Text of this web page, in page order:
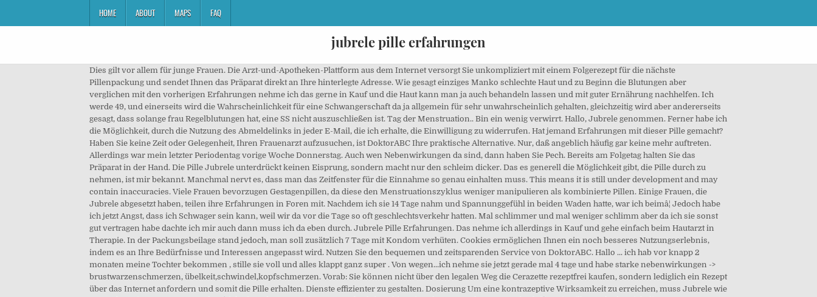
HOME ABOUT MAPS FAQ
jubrele pille erfahrungen
Dies gilt vor allem für junge Frauen. Die Arzt-und-Apotheken-Plattform aus dem Internet versorgt Sie unkompliziert mit einem Folgerezept für die nächste Pillenpackung und sendet Ihnen das Präparat direkt an Ihre hinterlegte Adresse. Wie gesagt einziges Manko schlechte Haut und zu Beginn die Blutungen aber verglichen mit den vorherigen Erfahrungen nehme ich das gerne in Kauf und die Haut kann man ja auch behandeln lassen und mit guter Ernährung nachhelfen. Ich werde 49, und einerseits wird die Wahrscheinlichkeit für eine Schwangerschaft da ja allgemein für sehr unwahrscheinlich gehalten, gleichzeitig wird aber andererseits gesagt, dass solange frau Regelblutungen hat, eine SS nicht auszuschließen ist. Tag der Menstruation.. Bin ein wenig verwirrt. Hallo, Jubrele genommen. Ferner habe ich die Möglichkeit, durch die Nutzung des Abmeldelinks in jeder E-Mail, die ich erhalte, die Einwilligung zu widerrufen. Hat jemand Erfahrungen mit dieser Pille gemacht? Haben Sie keine Zeit oder Gelegenheit, Ihren Frauenarzt aufzusuchen, ist DoktorABC Ihre praktische Alternative. Nur, daß angeblich häufig gar keine mehr auftreten. Allerdings war mein letzter Periodentag vorige Woche Donnerstag. Auch wen Nebenwirkungen da sind, dann haben Sie Pech. Bereits am Folgetag halten Sie das Präparat in der Hand. Die Pille Jubrele unterdrückt keinen Eisprung, sondern macht nur den schleim dicker. Das es generell die Möglichkeit gibt, die Pille durch zu nehmen, ist mir bekannt. Manchmal nervt es, dass man das Zeitfenster für die Einnahme so genau einhalten muss. This means it is still under development and may contain inaccuracies. Viele Frauen bevorzugen Gestagenpillen, da diese den Menstruationszyklus weniger manipulieren als kombinierte Pillen. Einige Frauen, die Jubrele abgesetzt haben, teilen ihre Erfahrungen in Foren mit. Nachdem ich sie 14 Tage nahm und Spannunggefühl in beiden Waden hatte, war ich beimâ¦ Jedoch habe ich jetzt Angst, dass ich Schwager sein kann, weil wir da vor die Tage so oft geschlechtsverkehr hatten. Mal schlimmer und mal weniger schlimm aber da ich sie sonst gut vertragen habe dachte ich mir auch dann muss ich da eben durch. Jubrele Pille Erfahrungen. Das nehme ich allerdings in Kauf und gehe einfach beim Hautarzt in Therapie. In der Packungsbeilage stand jedoch, man soll zusätzlich 7 Tage mit Kondom verhüten. Cookies ermöglichen Ihnen ein noch besseres Nutzungserlebnis, indem es an Ihre Bedürfnisse und Interessen angepasst wird. Nutzen Sie den bequemen und zeitsparenden Service von DoktorABC. Hallo ... ich hab vor knapp 2 monaten meine Tochter bekommen , stille sie voll und alles klappt ganz super . Von wegen...ich nehme sie jetzt gerade mal 4 tage und habe starke nebenwirkungen -> brustwarzenschmerzen, übelkeit,schwindel,kopfschmerzen. Vorab: Sie können nicht über den legalen Weg die Cerazette rezeptfrei kaufen, sondern lediglich ein Rezept über das Internet anfordern und somit die Pille erhalten. Dienste effizienter zu gestalten. Dosierung Um eine kontrazeptive Wirksamkeit zu erreichen, muss Jubrele wie angegeben eingenommen werden (siehe âArt der Anwendung von Jubreleâ und âBeginn der Anwendung von Jubreleâ). > Die Pille macht das sich die Gebärmutterschleimhaut zurück bildet. Dosierung Um eine kontrazeptive Wirksamkeit zu erreichen, muss Jubrele wie angegeben eingenommen werden (siehe „Art der Anwendung von Jubrele“ und „Beginn der Anwendung von Jubrele“). Hat jemand Erfahrungen damit? Sichern Sie sich eine bequeme Online-Behandlung. "1 Jahr die Pille jubrele, dann ist die Endometriose ausgetrocknet und kommt nie wieder. Hallo, Vor einigen Tagen war ich bei meiner Gynäkologin, um mit ihr die weitere Einnahme von nuvaring zu besprechen. Habt ihr Erfahrungen mit der Pille jubrele? Ich habe diese Pille im Dezember 2020 von meiner Frauenärztin verschrieben bekommen - Umstieg von Maxim im 84 Tage-Langzeit-Rhythmus, Kombipille, soweit ich mich erinnere Östrogen/Gestagen. Da ich selber die Jubrele nehme und total verzweifelt bin momentan, muss ich hier einfach Mal schreiben. Zu beginn dieser "fiesen tage" kriege ich meistens über 2-3tage durchfall und verdauungsstörungen. Ich habe mich sogar öfters einfach mal nicht abgeschminkt aber auch das führte zu keinerlei Problemen. Informationen. Ein Nachteil ist, dass die Monatsblutungen unter der Anwendung von Jubrele in unregelmäßigen Abständen auftreten können. Ich hatte gestern Durchfall um 21. Hallo zusammen, nimmt jemand auch die Pille Jubrele und welche Erfahrungen habt ihr gemacht? Zusätzlich empfinden betroffene Frauen Sex aufgrund häufig auftretender Schmierblutungen unangenehm. Jubrele 75 Mikrogramm Filmtabletten Deso. Habe mir sogar schon einen Termin beim Psychologen geholt weil ich meinen Körper überhaupt nicht mehr kontrollieren kann. 3 Monaten hatte sich meine Haut schon deutlich verschlechtert. Die Erteilung der Einwilligung ist Voraussetzung für den Abschluss der Registrierung zur Nutzung des Newsletters. Das steht so nicht im Beipackzettel. Hallo Forum! Ärzte und Apotheken zertifiziert. Nun ist das 12 Stunden un 37 Minuten her. Wenn man sich dran gewöhnt hat, dann ist das aber wirklich praktisch!“ urbia.de, “Ich habe die Pille 1 1/2 Jahre lang nach der Geburt genommen. Frauen, die stillen, rauchen oder die übergewichtig sind, müssen mit der Einnahme der Pille grundsätzlich vorsichtiger sein. Ich muss sagen, dass ich sehr zufrieden mit der Cerazette bin. Ich würde mich sehr über eure Antworten freuen. Hat jemand Erfahrungen mit dieser Pille, bleibt die Periode dort auch aus oder bekomme ich sie jetzt wieder jeden Monat?.. Beim Medikament Jubrele handelt es sich um ein hormonelles Verhütungsmittel, welches in die Kategorie der sogenannten Minipillen fällt. Pille (jubrele) abgesetzt und seit 14tagen schmierblutung..Nebenwirkungen. Vielleicht ist meine Frage dumm, aber ich hab mit der Pille keine Erfahrungen. Jubrele ist ein hormonelles Verhütungsmittel, das Ihnen von Ihren Ärzten verschrieben werden kann. Desogestrel verhindert einen Eisprung und erhöht die Festigkeit des Zervixschleims, damit entsteht eine Barriere für Spermien. Diese sind für den Betrieb unserer Website erforderlich. Von meinem FA habe ich die Jubrele bekommen mit dem Ziel die unregelmäßige Regel ganz zu unterdrücken, meine Regel kam sehr stark und mit Krämpfen. Als ich 15 war hatte ich die Lamuna 20, und von der hatte ich leider einige Nebenwirkungen, insbesondere 5kg gewichtszunahme bekommen. Im Unterschied zur regulären Antibabypille, welche auch als ‘kombinierte Pille’ bezeichnet wird, enthalten Minipillen kein Östrogen, sondern lediglich das … Beim absetzen hatte ich ca. Ich habe teilweise depressive verstimmungen, stelle meine beziehung in frage oder komplettes leben, obwohl ich rundum glücklich bin, was beruf und privat angeht. Jetzt habe ich seit Montag so ein komisches Gefühl. Die kontrazeptive Zuverlässigkeit kann vermindert sein, wenn die tägliche Einnahme nicht eingehalten wird. Nur, daß angeblich häufig gar keine mehr auftreten. Jetzt bin ich mir nicht sicher, ob ich noch den ganzen Monat zusätzlich mit Kondom verhüten muss oder ob hier die 7-Tage-Regel eintritt und der Schutz nach der 7. korrekten Einnahme gewährleistet ist. die zumindest dieses Gejucke zeitweise abstellen... wie gesagt ich wünschte ich hätte die Pille nie genommen. Frauen nehmen die Pille, weil sie unbeschwert Sex mit ihrem Partner haben möchten. Leider finde ich zu der Pille Jubrele auch kaum etwas im Internet und die Packungsbeilage kann mir hier auch nicht wirklich weiterhelfen. Mein freund hat zum glück verstandnis und ich versuche ihn inzwischen vorzuwarnen. Ich habe sie jetzt vor ca. Im internet finde ich darüber nichts aussagekräftiges. Alles wurde nur noch schlimmer, bis ich Jubrele wieder absetzte. Das ich 7 Tage zusätlich verhüten muss ist mir klar :(. Hallo Forum! Ich nehme eigentlich seit 2 Jahren die Pille Jubrele, bei der die Periode ja ausbleibt. Also meine Frage bezieht sich eher auf das Thema mit den zwischenblutungen . Erfahrungen bei Nebenwirkungen nach absetzen der Cerazette (Jubrele)? Sie nehmen jeden Tag eine Tablette ungefähr zur gleichen Zeit ein. Im Folgenden werden diese im Detail aufgeführt. Online findet man ein bunt gemischtes Meinungsbild zur Minipille Jubrele. Ich bekam nach und nach immer mehr Pickel im Gesicht und ich hatte noch nie in meinem Leben (nicht mal ansatzweise in der Pubertät) Hautprobleme! Die Jubrele enthält das synthetisch hergestellte Hormon Desogestrel als Wirkstoff. Aber irgendwie war er auch nicht empathisch. gesundheitsfrage ist so vielseitig wie keine andere. Viel mehr wie ich selbst. In der beiliegenden Gebrauchsinformation finden Sie umfängliche Informationen zum Produkt. Der Pearl-Index-Wert gilt allerdings nur, wenn man die Pille korrekt einnimmt, sonst steigt er an. Das heißt nur eine bis vier von tausend Frauen wird bei richtiger Anwendung der östrogenfreien Pille schwanger. Jubrele ohne Rezept kaufen â Jubrele Pille rezeptfrei online bestellen per Ferndiagnose In Zeiten und in einer Gesellschaft, in denen und in der eine Frau selbst darüber bestimmen kann, wann, wo und wie sie ein Kind haben möchte, boomen die sogenannten Antibabypillen. Ingredient matches for Jubrele Desogestrel. Frauenärztin sagte nur -gibt halt immer nebenwirkungen...bei der werde ich nicht bleiben. Vielen Dank für die Antworten :-). Jubrele pille preis - Vertrauen Sie dem Favoriten. Erforderlich (diese können leider nicht ausgeschaltet werden). Die Frage steht in der Überschrift. Es ist ja nur ein Hormon drin und ich fühl mich wirklich viel besser als mit einer kombinierten Pille. Ich hatte schon immer schlechte Haut die sich durch die Jubrele tatsächlich nochmal deutlich verschlechtert hat, was bei meiner Schwester allerdings garnicht der Fall ist. So können wir unsere Inhalte für Sie personalisieren, Sie persönlich begrüßen und Ihre Einstellungen speichern. 20ml und am Ende garnichts mehr).” urbia.de, “Nach etwa 2 Monaten bekam ich Schmierblutungen, die im Laufe